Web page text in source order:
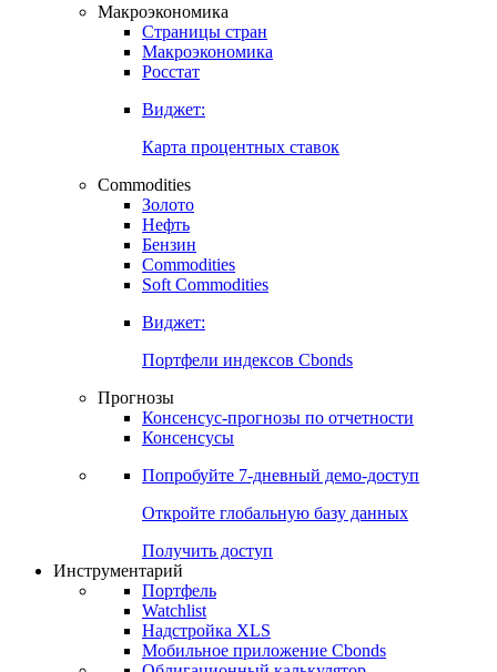
Макроэкономика
Страницы стран
Макроэкономика
Росстат
Виджет:
Карта процентных ставок
Commodities
Золото
Нефть
Бензин
Commodities
Soft Commodities
Виджет:
Портфели индексов Cbonds
Прогнозы
Консенсус-прогнозы по отчетности
Консенсусы
Попробуйте 7-дневный демо-доступ
Откройте глобальную базу данных
Получить доступ
Инструментарий
Портфель
Watchlist
Надстройка XLS
Мобильное приложение Cbonds